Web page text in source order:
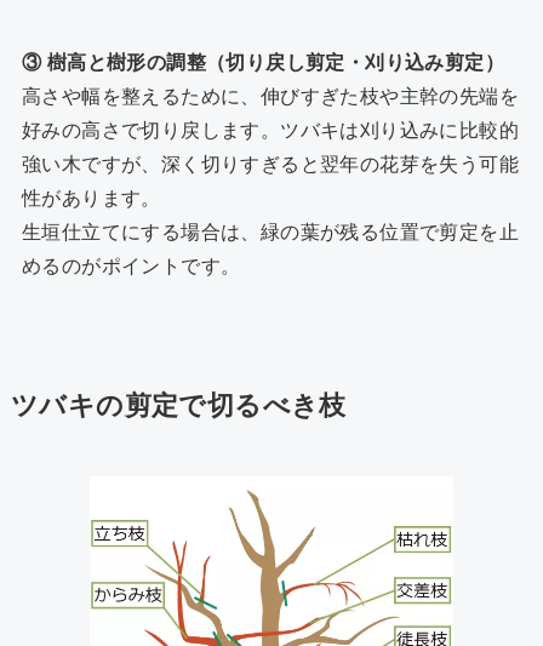
③ 樹高と樹形の調整（切り戻し剪定・刈り込み剪定）
高さや幅を整えるために、伸びすぎた枝や主幹の先端を
好みの高さで切り戻します。ツバキは刈り込みに比較的
強い木ですが、深く切りすぎると翌年の花芽を失う可能
性があります。
生垣仕立てにする場合は、緑の葉が残る位置で剪定を止
めるのがポイントです。
ツバキの剪定で切るべき枝